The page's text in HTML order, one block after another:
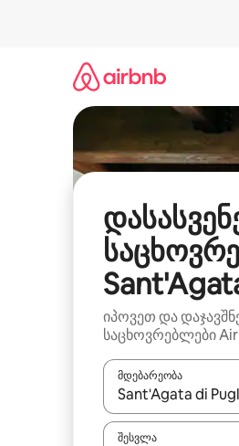
იპოვეთ და
საცხოვრებლები
მდებარეობა
როცა შედეგები
შესვლა